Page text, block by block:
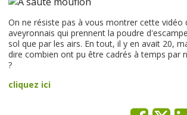
On ne résiste pas à vous montrer cette vidéo
aveyronnais qui prennent la poudre
sol que par les airs. En tout, il y en avait 20,
dire combien ont pu être cadrés à temps par
?
cliquez ici